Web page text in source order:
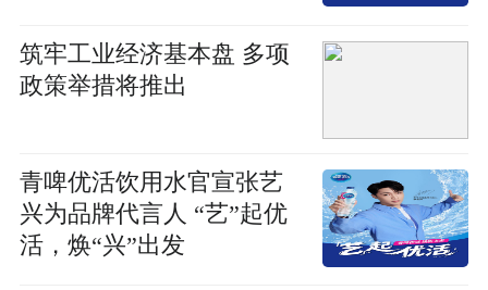
筑牢工业经济基本盘 多项
政策举措将推出
青啤优活饮用水官宣张艺
兴为品牌代言人 “艺”起优
活，焕“兴”出发